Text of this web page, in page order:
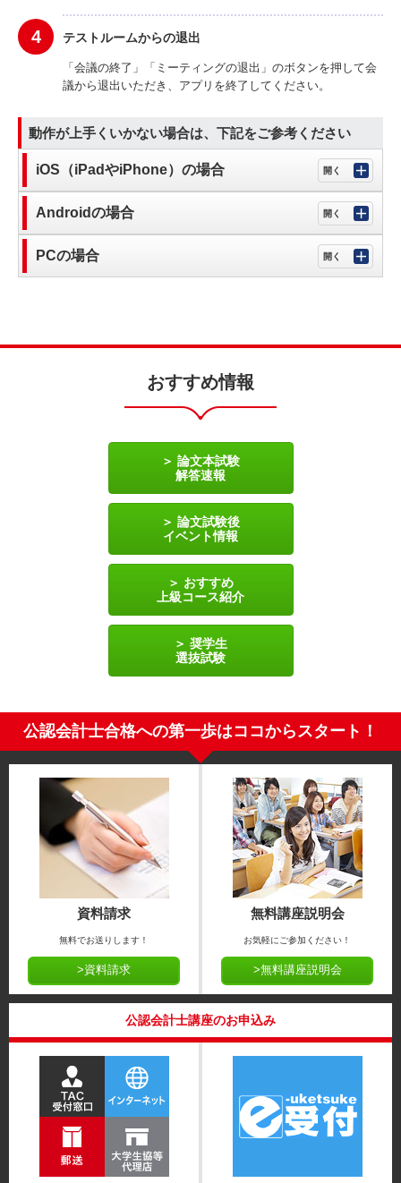
4 テストルームからの退出
「会議の終了」「ミーティングの退出」のボタンを押して会
議から退出いただき、アプリを終了してください。
動作が上手くいかない場合は、下記をご参考ください
iOS（iPadやiPhone）の場合
Androidの場合
PCの場合
おすすめ情報
論文本試験
解答速報
論文試験後
イベント情報
おすすめ
上級コース紹介
奨学生
選抜試験
公認会計士合格への第一歩はココからスタート！
資料請求
無料でお送りします！
>資料請求
無料講座説明会
お気軽にご参加ください！
>無料講座説明会
公認会計士講座のお申込み